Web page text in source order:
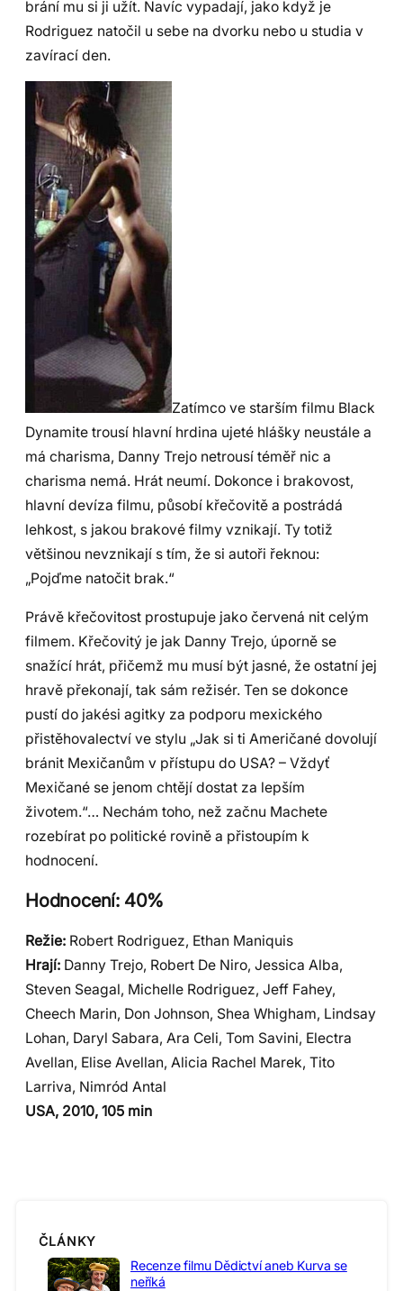
brání mu si ji užít. Navíc vypadají, jako když je
Rodriguez natočil u sebe na dvorku nebo u studia v
zavírací den.
Zatímco ve starším filmu Black
Dynamite trousí hlavní hrdina ujeté hlášky neustále a
má charisma, Danny Trejo netrousí téměř nic a
charisma nemá. Hrát neumí. Dokonce i brakovost,
hlavní devíza filmu, působí křečovitě a postrádá
lehkost, s jakou brakové filmy vznikají. Ty totiž
většinou nevznikají s tím, že si autoři řeknou:
„Pojďme natočit brak.“
Právě křečovitost prostupuje jako červená nit celým
filmem. Křečovitý je jak Danny Trejo, úporně se
snažící hrát, přičemž mu musí být jasné, že ostatní jej
hravě překonají, tak sám režisér. Ten se dokonce
pustí do jakési agitky za podporu mexického
přistěhovalectví ve stylu „Jak si ti Američané dovolují
bránit Mexičanům v přístupu do USA? – Vždyť
Mexičané se jenom chtějí dostat za lepším
životem.“… Nechám toho, než začnu Machete
rozebírat po politické rovině a přistoupím k
hodnocení.
Hodnocení: 40%
Režie: Robert Rodriguez, Ethan Maniquis
Hrají: Danny Trejo, Robert De Niro, Jessica Alba,
Steven Seagal, Michelle Rodriguez, Jeff Fahey,
Cheech Marin, Don Johnson, Shea Whigham, Lindsay
Lohan, Daryl Sabara, Ara Celi, Tom Savini, Electra
Avellan, Elise Avellan, Alicia Rachel Marek, Tito
Larriva, Nimród Antal
USA, 2010, 105 min
ČLÁNKY
Recenze filmu Dědictví aneb Kurva se
neříká